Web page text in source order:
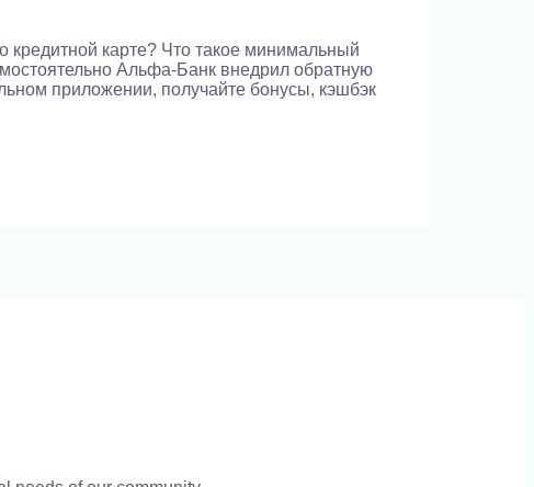
карте? Что такое минимальный
Альфа-Банк внедрил обратную
приложении, получайте бонусы, кэшбэк